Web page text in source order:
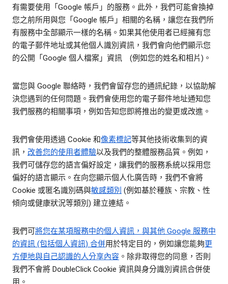
有需要使用「Google 帳戶」的服務。此外，我們可能會換掉
您之前所用與您「Google 帳戶」相關的名稱，讓您在我們所
有服務中全部顯示一樣的名稱。如果其他使用者已經擁有您
的電子郵件地址或其他個人識別資訊，我們會向他們顯示您
的公開「Google 個人檔案」資訊 (例如您的姓名和相片)。
當您與 Google 聯絡時，我們會留存您的通訊紀錄，以協助解
決您遇到的任何問題。我們會使用您的電子郵件地址通知您
我們服務的相關事項，例如告知您即將推出的變更或改進。
我們會使用透過 Cookie 和像素標記等其他技術收集到的資
訊， 改善您的使用者體驗以及我們的整體服務品質。例如，
我們可儲存您的語言偏好設定，讓我們的服務系統以採用您
偏好的語言顯示。在向您顯示個人化廣告時，我們不會將
Cookie 或匿名識別碼與敏感類別 (例如基於種族、宗教、性
傾向或健康狀況等類別) 建立連結。
我們可將您在某項服務中的個人資訊，與其他 Google 服務中
的資訊 (包括個人資訊) 合併用於特定目的，例如讓您能夠更
方便地與自己認識的人分享內容 。除非取得您的同意，否則
我們不會將 DoubleClick Cookie 資訊與身分識別資訊合併使
用。